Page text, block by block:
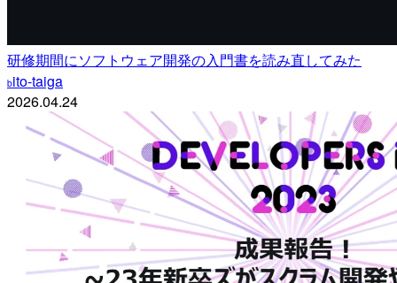
研修期間にソフトウェア開発の入門書を読み直してみた
bito-taiga
2026.04.24